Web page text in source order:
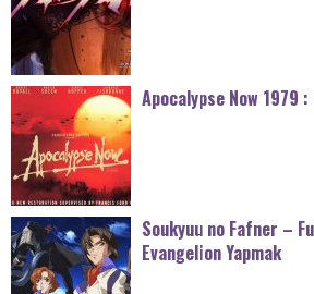
Apocalypse Now 1979 :
Soukyuu no Fafner –
Evangelion Yapmak